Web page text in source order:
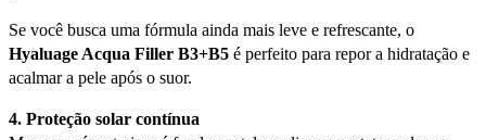
Se você busca uma fórmula ainda mais leve e refrescante, o
Hyaluage Acqua Filler B3+B5 é perfeito para repor a hidratação e
acalmar a pele após o suor.
4. Proteção solar contínua